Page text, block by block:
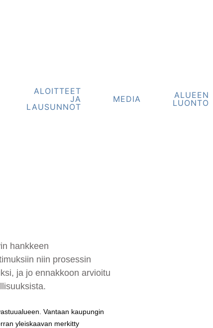
ALOITTEET
JA
LAUSUNNOT
MEDIA
ALUEEN
LUONTO
hankkeen
niin prosessin
ja jo ennakkoon arvioitu
Vantaan kaupungin
yleiskaavan merkitty